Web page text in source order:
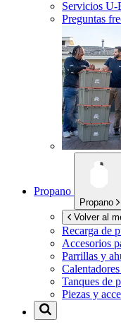
Servicios U-
Preguntas
Propano
Propano
Volver al
Recarga de
Accesorios
Parrillas y
Tanques de
Piezas y